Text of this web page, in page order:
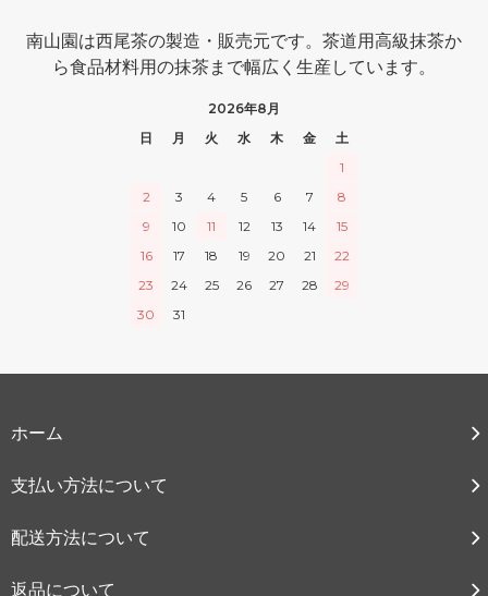
南山園は西尾茶の製造・販売元です。茶道用高級抹茶か
ら食品材料用の抹茶まで幅広く生産しています。
2026年8月
日
月 火 水 木 金
土
1
2
3 4 5 6 7
8
9
10 11 12 13 14
15
16
17 18 19 20 21
22
23
24 25 26 27 28
29
30
31
ホーム
支払い方法について
配送方法について
返品について